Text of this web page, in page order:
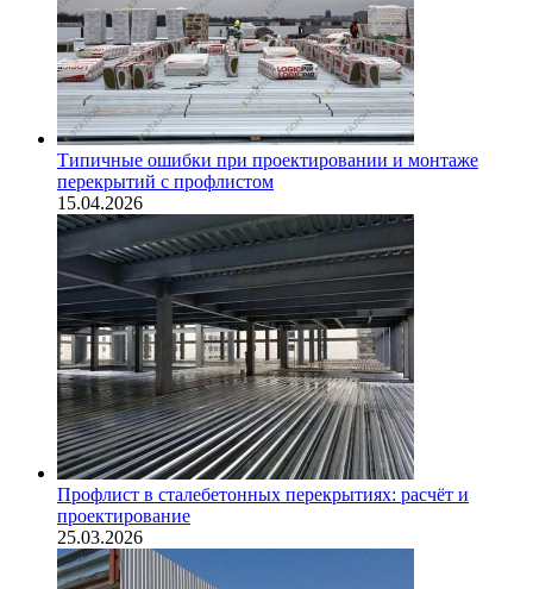
Типичные ошибки при проектировании и монтаже
перекрытий с профлистом
15.04.2026
Профлист в сталебетонных перекрытиях: расчёт и
проектирование
25.03.2026